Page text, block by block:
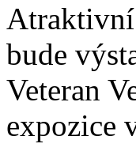
bude
Veteran
expozice